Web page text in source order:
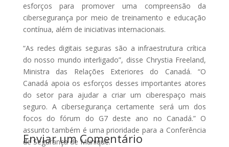
esforços para promover uma compreensão da
cibersegurança por meio de treinamento e educação
contínua, além de iniciativas internacionais.
“As redes digitais seguras são a infraestrutura crítica
do nosso mundo interligado”, disse Chrystia Freeland,
Ministra das Relações Exteriores do Canadá. “O
Canadá apoia os esforços desses importantes atores
do setor para ajudar a criar um ciberespaço mais
seguro. A cibersegurança certamente será um dos
focos do fórum do G7 deste ano no Canadá.” O
assunto também é uma prioridade para a Conferência
de Segurança de Munique.
Enviar um Comentário